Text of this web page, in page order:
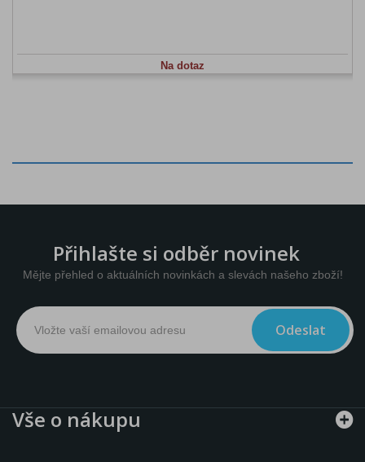
Na dotaz
Přihlašte si odběr novinek
Mějte přehled o aktuálních novinkách a slevách našeho zboží!
Odeslat
Vše o nákupu